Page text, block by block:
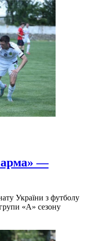
—
України з футболу
«А» сезону